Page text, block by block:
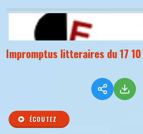
Impromptus litteraires du 17
ÉCOUTEZ